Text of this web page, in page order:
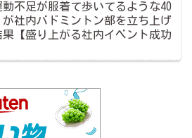
動不足が服着て歩いてるような40
社内バドミントン部を立ち上げ
果【盛り上がる社内イベント成功